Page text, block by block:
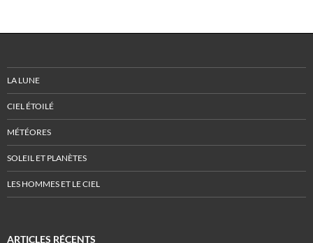
LA LUNE
CIEL ÉTOILÉ
MÉTÉORES
SOLEIL ET PLANÈTES
LES HOMMES ET LE CIEL
ARTICLES RÉCENTS